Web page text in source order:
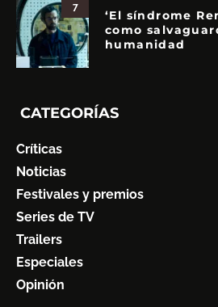
7
‘El síndrome
como
humanidad
CATEGORÍAS
Críticas
Noticias
Festivales y premios
Series de TV
Trailers
Especiales
Opinión